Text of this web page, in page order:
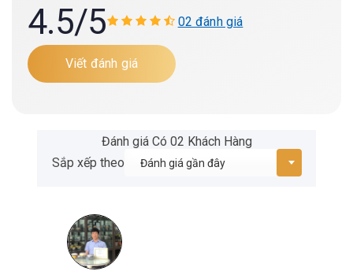
4.5/5 02 đánh giá
Viết đánh giá
Đánh giá Có 02 Khách Hàng
Sắp xếp theo